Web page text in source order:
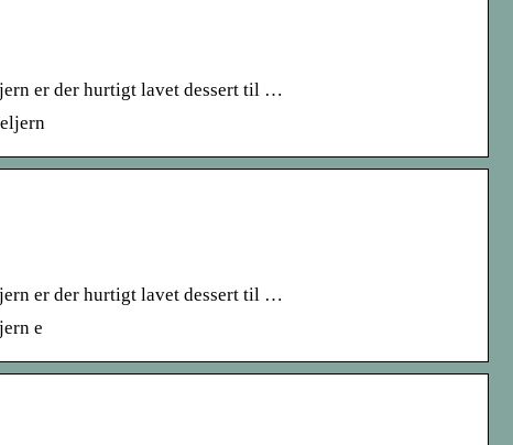
er der hurtigt lavet dessert til …
er der hurtigt lavet dessert til …
e